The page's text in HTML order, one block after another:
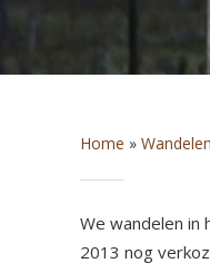
Home » Wandelen
We wandelen
2013 nog